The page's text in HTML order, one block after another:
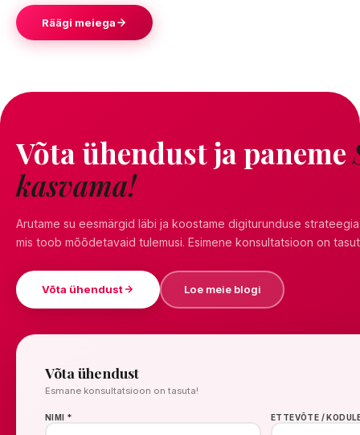
Räägi meiega
Võta ühendust ja paneme
kasvama!
Arutame su eesmärgid läbi ja koostame digiturunduse
mis toob mõõdetavaid tulemusi. Esimene konsultatsioon on
Võta ühendust Loe meie blogi
Võta ühendust
Esmane konsultatsioon on tasuta!
NIMI * ETTEVÕTE /